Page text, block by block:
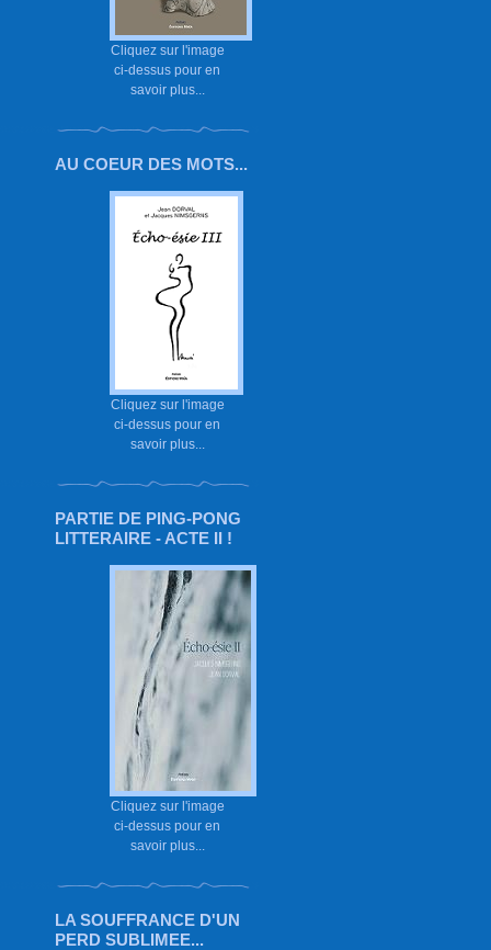
Cliquez sur l'image
ci-dessus pour en
savoir plus...
AU COEUR DES MOTS...
Cliquez sur l'image
ci-dessus pour en
savoir plus...
PARTIE DE PING-PONG
LITTERAIRE - ACTE II !
Cliquez sur l'image
ci-dessus pour en
savoir plus...
LA SOUFFRANCE D'UN
PERD SUBLIMEE...